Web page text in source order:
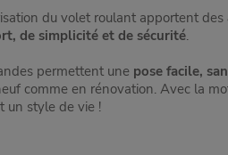
du volet roulant apportent des
de simplicité et de sécurité.
permettent une pose facile,
comme en rénovation. Avec la
un style de vie !